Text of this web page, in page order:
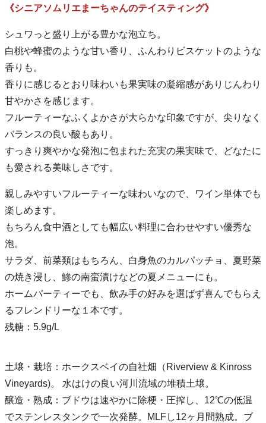
《シニアソムリエまーちゃんのテイスティング》
シュワっと盛り上がる豊かな泡立ち。
白桃や蜂蜜のような甘い香り、ふんわりビスケットのような
香りも。
香りに感じるとおり味わいも果実味の凝縮感がありじんわり
甘やかさを感じます。
フルーティーなふくよかさが大らかな印象ですが、尖りなく
バランスの良い酸もあり。
すっきり爽やかな発泡に包まれた充実の果実味で、どなたに
も愛される美味しさです。
親しみやすいフルーティーな味わいなので、ワイン単体でも
楽しめます。
もちろん食中酒としても幅広い料理に合わせやすい優秀な
泡。
サラダ、前菜類はもちろん、白身魚のカルパッチョ、夏野菜
の焼き浸し、鯵の南蛮漬けなどの夏メニューにも。
ホームパーティーでも、飲み手の好みを選ばず喜んでもらえ
るフレンドリーな１本です。
残糖：5.9g/L
土壌・栽培：ホークスベイの自社畑（Riverview & Kinross
Vineyards)。 水はけの良い河川流域の堆積土壌。
醸造・熟成：ブドウは速やかに除梗・圧搾し、12℃の低温
でステンレスタンクで一次発酵。MLFし12ヶ月間熟成。ブ